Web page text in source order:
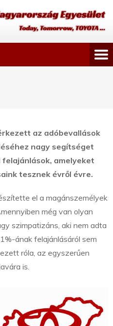
az adóbevallások
nagy segítséget
amelyeket
tesznek évről évre.
el a magánszemélyek
még van olyan
szimpatizáns, aki nem adta
ának felajánlásáról sem
róla, az egyszerűen
is.